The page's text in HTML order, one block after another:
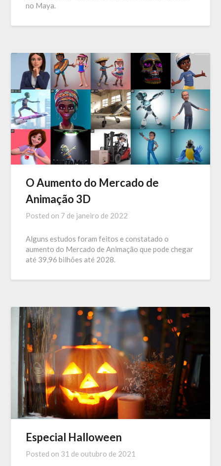
no Maya.
O Aumento do Mercado de
Animação 3D
Posted on 7 de janeiro de 2022
Alguns estudos foram feitos e constatado o
aumento do Mercado de Animação que pode chegar
até 39,96 bilhões até 2028.
Especial Halloween
Posted on 31 de outubro de 2021